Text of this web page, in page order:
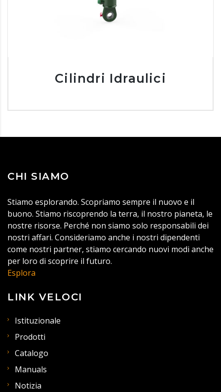
Cilindri Idraulici
CHI SIAMO
Stiamo esplorando. Scopriamo sempre il nuovo e il
buono. Stiamo riscoprendo la terra, il nostro pianeta, le
nostre risorse. Perché non siamo solo responsabili dei
nostri affari. Consideriamo anche i nostri dipendenti
come nostri partner, stiamo cercando nuovi modi anche
per loro di scoprire il futuro.
Esplora
LINK VELOCI
Istituzionale
Prodotti
Catalogo
Manuals
Notizia